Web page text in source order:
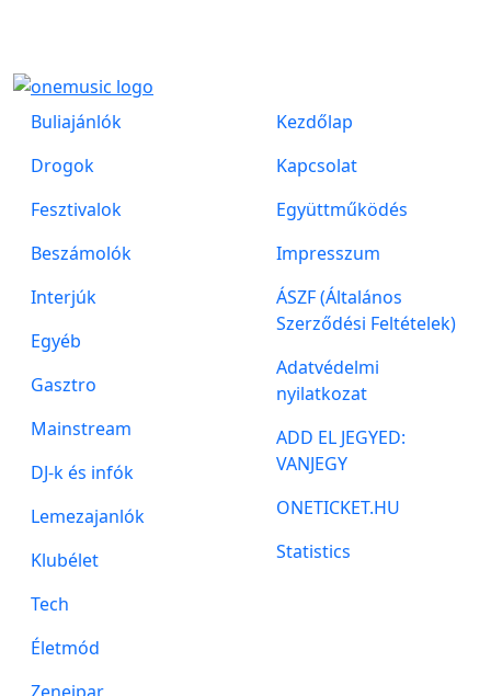
Buliajánlók
Drogok
Fesztivalok
Beszámolók
Interjúk
Egyéb
Gasztro
Mainstream
DJ-k és infók
Lemezajanlók
Klubélet
Tech
Életmód
Kezdőlap
Kapcsolat
Együttműködés
Impresszum
ÁSZF (Általános
Szerződési Feltételek)
Adatvédelmi
nyilatkozat
ADD EL JEGYED:
VANJEGY
ONETICKET.HU
Statistics